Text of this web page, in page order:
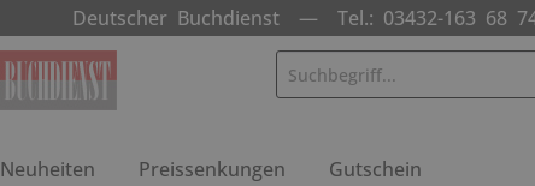
Deutscher Buchdienst — Tel.: 03432-163 68
Neuheiten Preissenkungen Gutschein